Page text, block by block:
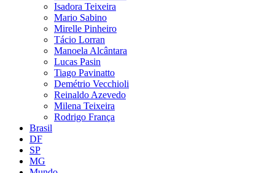
Isadora Teixeira
Mario Sabino
Mirelle Pinheiro
Tácio Lorran
Manoela Alcântara
Lucas Pasin
Tiago Pavinatto
Demétrio Vecchioli
Reinaldo Azevedo
Milena Teixeira
Rodrigo França
Brasil
DF
SP
MG